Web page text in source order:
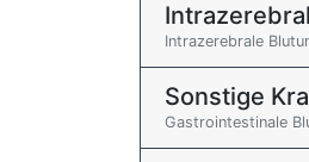
Intrazerebrale
Sonstige
Gastrointestinale